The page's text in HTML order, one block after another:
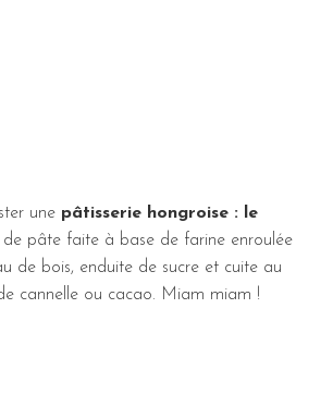
une pâtisserie hongroise : le
de pâte faite à base de farine enroulée
de bois, enduite de sucre et cuite au
cannelle ou cacao. Miam miam !